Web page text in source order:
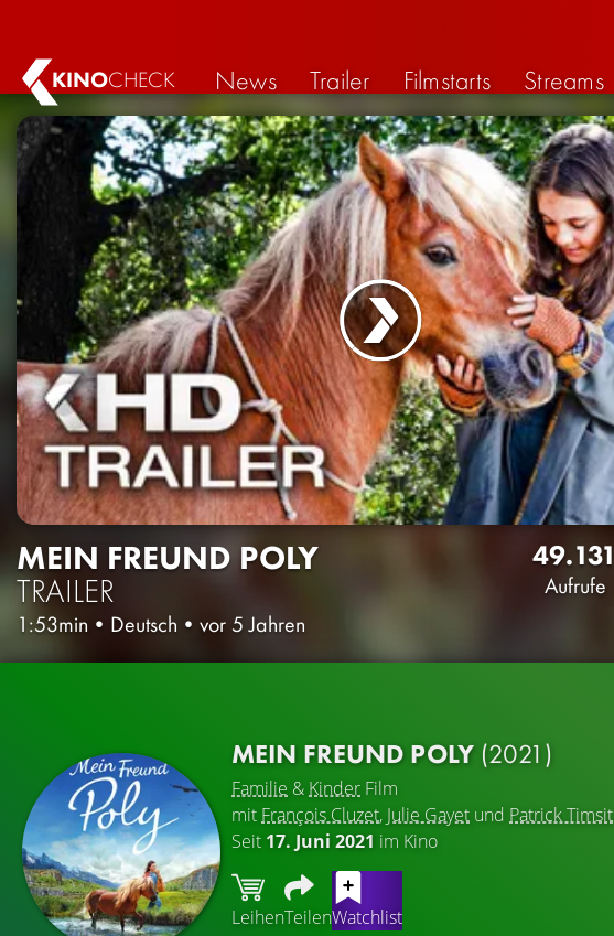
KINOCHECK News Trailer Filmstarts Streams
MEIN FREUND POLY
TRAILER
1:53min • Deutsch • vor 5 Jahren
49.131
Aufrufe
MEIN FREUND POLY (2021)
Familie & Kinder Film
mit François Cluzet, Julie Gayet und Patrick Timsit
Seit 17. Juni 2021 im Kino
LeihenTeilenWatchlist